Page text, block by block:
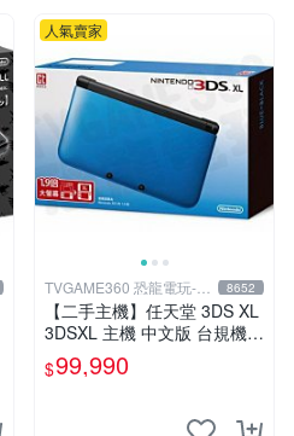
人氣賣家
TVGAME360 恐龍電玩-台
中店
8652
【二手主機】任天堂 3DS XL
3DSXL 主機 中文版 台規機
藍色 附充電器 裸裝【台中恐
龍電玩】
$99,990